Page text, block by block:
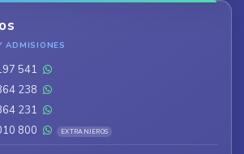
ADMISIONES
541
238
231
800
EXTRANJEROS